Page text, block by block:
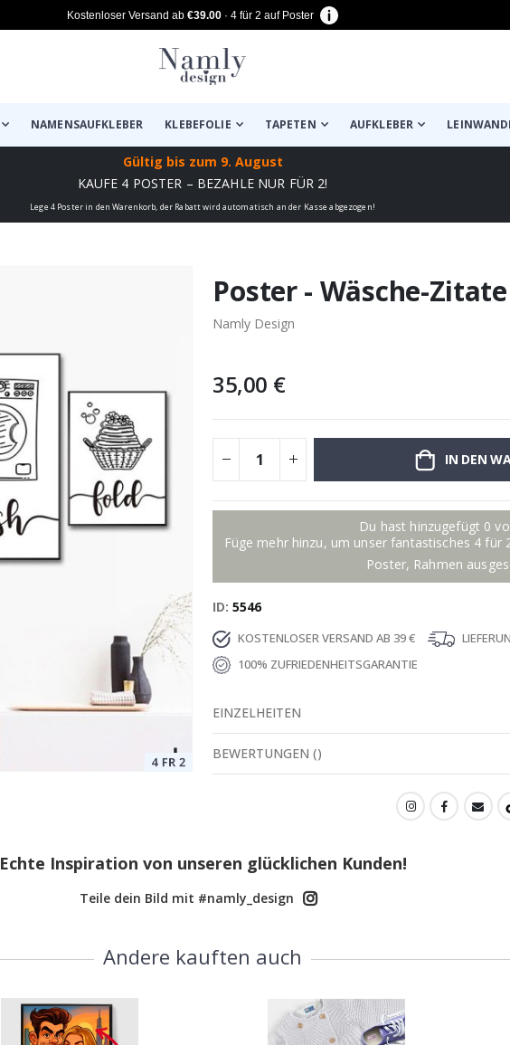
Kostenloser Versand ab €39.00 · 4 für 2 auf Poster
NAMENSAUFKLEBER KLEBEFOLIE TAPETEN AUFKLEBER
Gültig bis zum 9. August
KAUFE 4 POSTER – BEZAHLE NUR FÜR 2!
Lege 4 Poster in den Warenkorb, der Rabatt wird automatisch an der Kasse abgezogen!
✔️ Kostenloser Versand erreicht!
Poster - Wäsche-
Namly Design
35,00 €
IN DEN
Du hast hinzugefügt 0
Füge mehr hinzu, um unser fantastisches 4 für
Poster, Rahmen
ID 5546
KOSTENLOSER VERSAND AB 39 €
100% ZUFRIEDENHEITSGARANTIE
EINZELHEITEN
BEWERTUNGEN ()
Echte Inspiration von unseren glücklichen Kunden!
Teile dein Bild mit #namly_design
Andere kauften auch